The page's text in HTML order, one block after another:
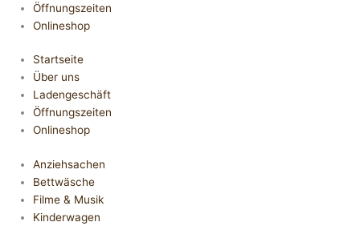
Öffnungszeiten
Onlineshop
Startseite
Über uns
Ladengeschäft
Öffnungszeiten
Onlineshop
Anziehsachen
Bettwäsche
Filme & Musik
Kinderwagen